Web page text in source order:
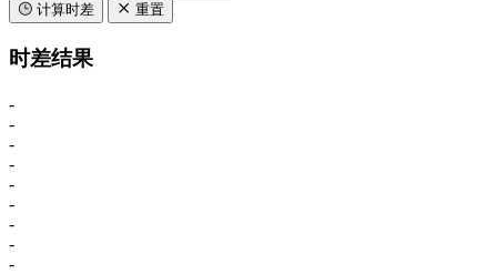
计算时差 重置
时差结果
-
-
-
-
-
-
-
-
-